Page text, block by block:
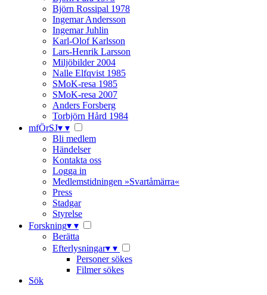
Björn Rossipal 1978
Ingemar Andersson
Ingemar Juhlin
Karl-Olof Karlsson
Lars-Henrik Larsson
Miljöbilder 2004
Nalle Elfqvist 1985
SMoK-resa 1985
SMoK-resa 2007
Anders Forsberg
Torbjörn Hård 1984
mfÖrSJ▾ ▾
Bli medlem
Händelser
Kontakta oss
Logga in
Medlemstidningen »Svartåmärra«
Press
Stadgar
Styrelse
Forskning▾ ▾
Berätta
Efterlysningar▾ ▾
Personer sökes
Filmer sökes
Sök